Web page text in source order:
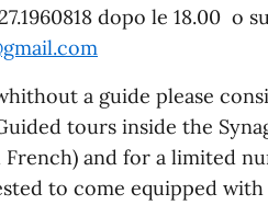
dopo le 18.00 o
a guide please
tours inside the
French) and for a limited
to come equipped with